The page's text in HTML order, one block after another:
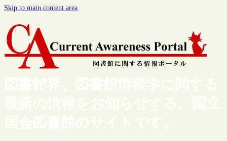
Skip to main content area
図書館界、図書館情報学に関する
最新の情報をお知らせする、国立
国会図書館のサイトです。